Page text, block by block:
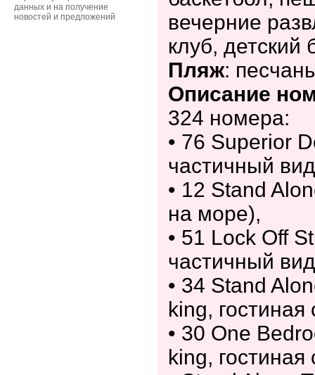
данных и на получение
новостей и предложений
вечерние
клуб, детский
Пляж:
Описание
324 номера:
• 76 Superior
частичный
• 12 Stand
на море),
• 51 Lock Off
частичный
• 34 Stand
king,
• 30 One
king,